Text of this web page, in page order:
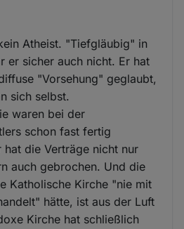
Atheist. "Tiefgläubig" in
er sicher auch nicht. Er hat
"Vorsehung" geglaubt,
sich selbst.
waren bei der
schon fast fertig
die Verträge nicht nur
auch gebrochen. Und die
Katholische Kirche "nie mit
hätte, ist aus der Luft
Kirche hat schließlich